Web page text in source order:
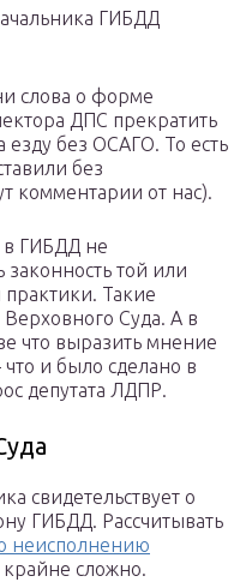
ГИБДД
слова о форме
ДПС прекратить
езду без ОСАГО. То есть
без
комментарии от нас).
в ГИБДД не
той или
Такие
Суда. А в
что выразить мнение
и было сделано в
депутата ЛДПР.
свидетельствует о
ГИБДД. Рассчитывать
неисполнению
крайне сложно.